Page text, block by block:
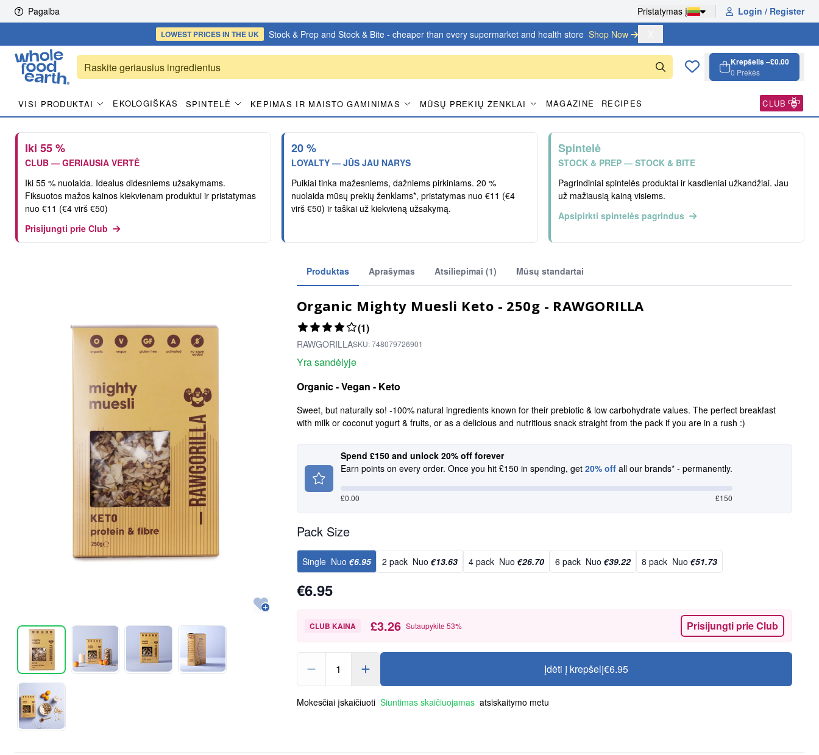
Skip to content
Pagalba Pristatymas į Login / Register
LOWEST PRICESIN THE UK Stock & Prep and Stock & Bite - cheaper than every supermarket and health store Shop Now
Krepšelis –£0.00
0 Prekės
VISI PRODUKTAI EKOLOGIŠKAS SPINTELĖ KEPIMAS IR MAISTO GAMINIMAS MŪSŲ PREKIŲ ŽENKLAI MAGAZINE RECIPES CLUB
Iki 55 %
CLUB — GERIAUSIA VERTĖ
Iki 55 % nuolaida. Idealus didesniems užsakymams.
Fiksuotos mažos kainos kiekvienam produktui ir pristatymas
nuo €11 (€4 virš €50)
Prisijungti prie Club
20 %
LOYALTY — JŪS JAU NARYS
Puikiai tinka mažesniems, dažniems pirkiniams. 20 %
nuolaida mūsų prekių ženklams*, pristatymas nuo €11 (€4
virš €50) ir taškai už kiekvieną užsakymą.
Spintelė
STOCK & PREP — STOCK & BITE
Pagrindiniai spintelės produktai ir kasdieniai užkandžiai. Jau
už mažiausią kainą visiems.
Apsipirkti spintelės pagrindus
Produktas Aprašymas Atsiliepimai (1) Mūsų standartai
Organic Mighty Muesli Keto - 250g - RAWGORILLA
(1)
RAWGORILLASKU:748079726901
Yra sandėlyje
Organic - Vegan - Keto
Sweet, but naturally so! -100% natural ingredients known for their prebiotic & low carbohydrate values. The perfect breakfast
with milk or coconut yogurt & fruits, or as a delicious and nutritious snack straight from the pack if you are in a rush :)
Spend £150 and unlock 20% off forever
Earn points on every order. Once you hit £150 in spending, get 20% offall our brands* - permanently.
£0.00 £150
Pack Size
Single Nuo €6.95 2 pack Nuo €13.63 4 pack Nuo €26.70 6 pack Nuo €39.22 8 pack Nuo €51.73
€6.95
CLUB KAINA £3.26 Sutaupykite 53% Prisijungti prie Club
1 Įdėti į krepšelį€6.95
Mokesčiai įskaičiuoti Siuntimas skaičiuojamas atsiskaitymo metu